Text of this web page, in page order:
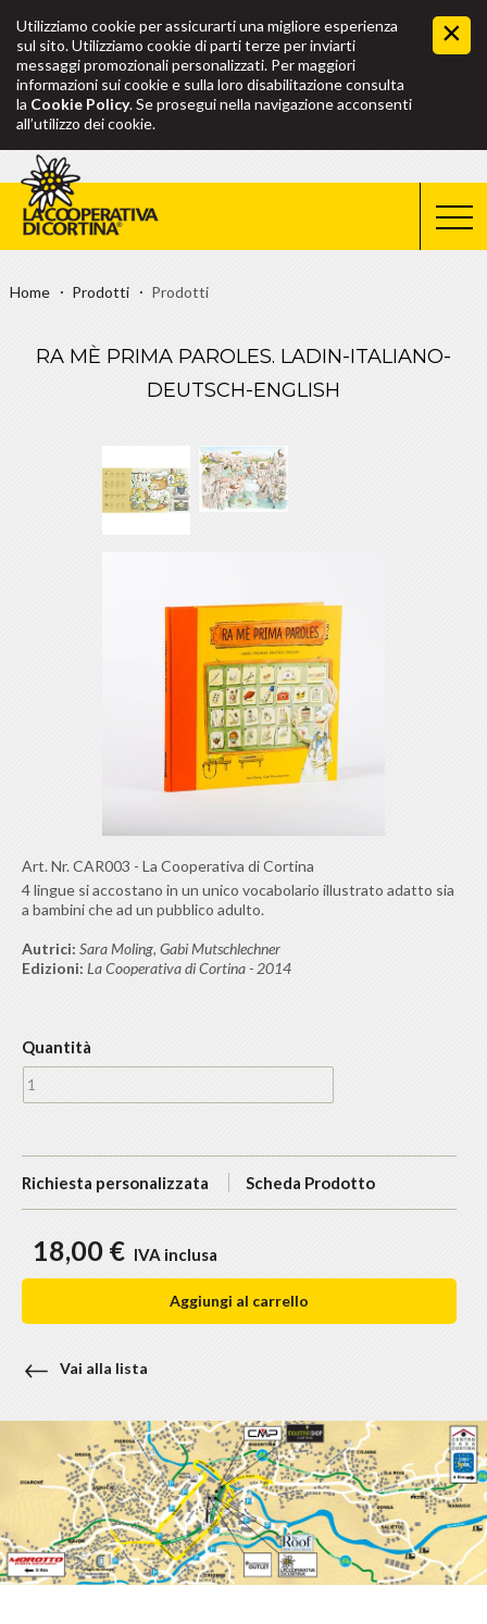
Utilizziamo cookie per assicurarti una migliore esperienza
sul sito. Utilizziamo cookie di parti terze per inviarti
messaggi promozionali personalizzati. Per maggiori
informazioni sui cookie e sulla loro disabilitazione consulta
la Cookie Policy. Se prosegui nella navigazione acconsenti
all’utilizzo dei cookie.
Home Prodotti Prodotti
RA MÈ PRIMA PAROLES. LADIN-ITALIANO-
DEUTSCH-ENGLISH
Art. Nr.CAR003 - La Cooperativa di Cortina
4 lingue si accostano in un unico vocabolario illustrato adatto sia
a bambini che ad un pubblico adulto.
Autrici: Sara Moling, Gabi Mutschlechner
Edizioni: La Cooperativa di Cortina - 2014
Quantità
Richiesta personalizzata Scheda Prodotto
18,00 € IVA inclusa
Aggiungi al carrello
Vai alla lista